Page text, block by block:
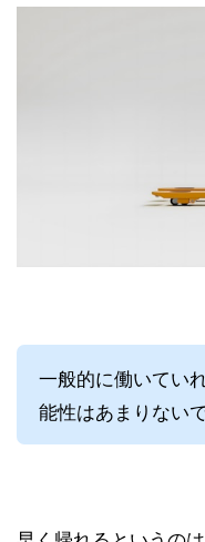
一般的に働いてい
能性はあまりない